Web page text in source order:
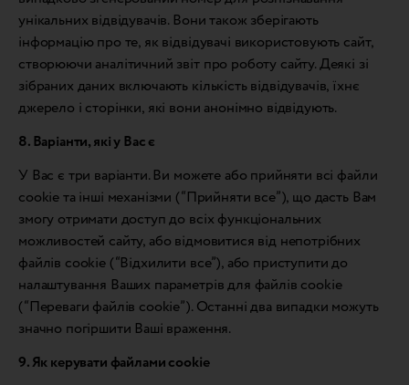
унікальних відвідувачів. Вони також зберігають
інформацію про те, як відвідувачі використовують сайт,
створюючи аналітичний звіт про роботу сайту. Деякі зі
зібраних даних включають кількість відвідувачів, їхнє
джерело і сторінки, які вони анонімно відвідують.
8. Варіанти, які у Вас є
У Вас є три варіанти. Ви можете або прийняти всі файли
cookie та інші механізми (“Прийняти все”), що дасть Вам
змогу отримати доступ до всіх функціональних
можливостей сайту, або відмовитися від непотрібних
файлів cookie (“Відхилити все”), або приступити до
налаштування Ваших параметрів для файлів cookie
(“Переваги файлів cookie”). Останні два випадки можуть
значно погіршити Ваші враження.
9. Як керувати файлами cookie